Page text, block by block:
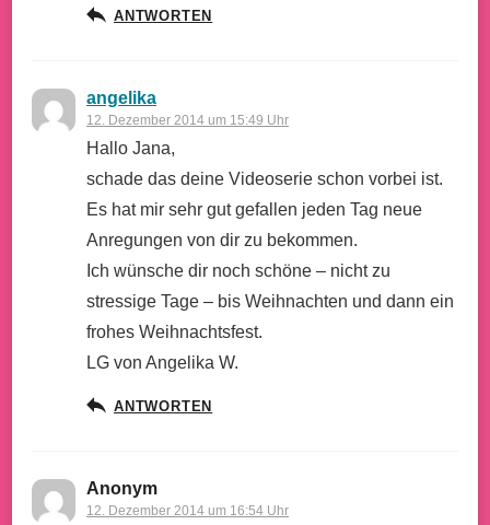
ANTWORTEN
angelika
12. Dezember 2014 um 15:49 Uhr
Hallo Jana,
schade das deine Videoserie schon vorbei ist.
Es hat mir sehr gut gefallen jeden Tag neue
Anregungen von dir zu bekommen.
Ich wünsche dir noch schöne – nicht zu
stressige Tage – bis Weihnachten und dann ein
frohes Weihnachtsfest.
LG von Angelika W.
ANTWORTEN
Anonym
12. Dezember 2014 um 16:54 Uhr